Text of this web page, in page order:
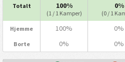
Totalt 100%
(1 / 1 Kamper)
0%
(0 / 1
Hjemme 100% 0%
Borte 0% 0%